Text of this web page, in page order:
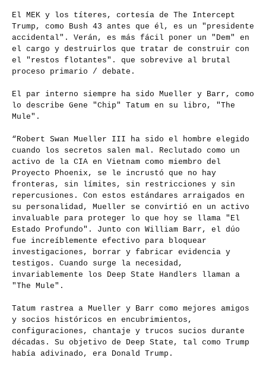
El MEK y los títeres, cortesía de The Intercept
Trump, como Bush 43 antes que él, es un "presidente
accidental". Verán, es más fácil poner un "Dem" en
el cargo y destruirlos que tratar de construir con
el "restos flotantes". que sobrevive al brutal
proceso primario / debate.
El par interno siempre ha sido Mueller y Barr, como
lo describe Gene "Chip" Tatum en su libro, "The
Mule".
“Robert Swan Mueller III ha sido el hombre elegido
cuando los secretos salen mal. Reclutado como un
activo de la CIA en Vietnam como miembro del
Proyecto Phoenix, se le incrustó que no hay
fronteras, sin límites, sin restricciones y sin
repercusiones. Con estos estándares arraigados en
su personalidad, Mueller se convirtió en un activo
invaluable para proteger lo que hoy se llama "El
Estado Profundo". Junto con William Barr, el dúo
fue increíblemente efectivo para bloquear
investigaciones, borrar y fabricar evidencia y
testigos. Cuando surge la necesidad,
invariablemente los Deep State Handlers llaman a
"The Mule".
Tatum rastrea a Mueller y Barr como mejores amigos
y socios históricos en encubrimientos,
configuraciones, chantaje y trucos sucios durante
décadas. Su objetivo de Deep State, tal como Trump
había adivinado, era Donald Trump.